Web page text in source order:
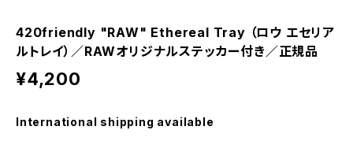
420friendly "RAW" Ethereal Tray （ロウ エセリア
ルトレイ）／RAWオリジナルステッカー付き／正規品
¥4,200
International shipping available